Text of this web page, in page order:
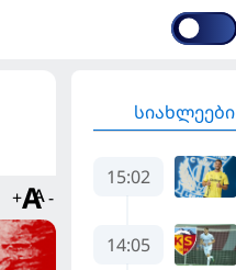
+ -
სიახლეები
15:02
14:05